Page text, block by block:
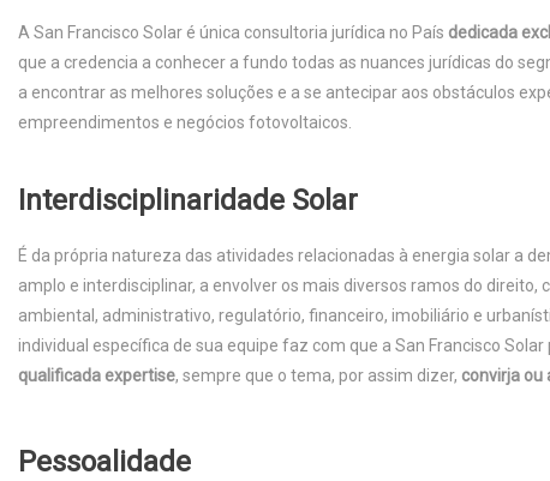
A San Francisco Solar é única consultoria jurídica no País dedicada
que a credencia a conhecer a fundo todas as nuances jurídicas do
a encontrar as melhores soluções e a se antecipar aos obstáculos
empreendimentos e negócios fotovoltaicos.
Interdisciplinaridade Solar
É da própria natureza das atividades relacionadas à energia solar a
amplo e interdisciplinar, a envolver os mais diversos ramos do direito,
ambiental, administrativo, regulatório, financeiro, imobiliário e
individual específica de sua equipe faz com que a San Francisco
qualificada expertise, sempre que o tema, por assim dizer, convirja ou
Pessoalidade